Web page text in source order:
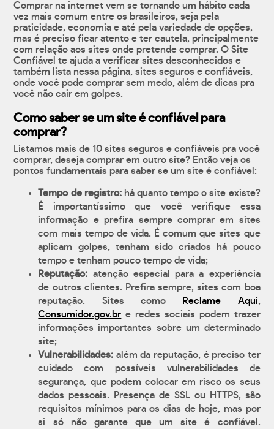
Comprar na internet vem se tornando um hábito cada
vez mais comum entre os brasileiros, seja pela
praticidade, economia e até pela variedade de opções,
mas é preciso ficar atento e ter cautela, principalmente
com relação aos sites onde pretende comprar. O Site
Confiável te ajuda a verificar sites desconhecidos e
também lista nessa página, sites seguros e confiáveis,
onde você pode comprar sem medo, além de dicas pra
você não cair em golpes.
Como saber se um site é confiável para
comprar?
Listamos mais de 10 sites seguros e confiáveis pra você
comprar, deseja comprar em outro site? Então veja os
pontos fundamentais para saber se um site é confiável:
Tempo de registro:há quanto tempo o site existe?
É importantíssimo que você verifique essa
informação e prefira sempre comprar em sites
com mais tempo de vida. É comum que sites que
aplicam golpes, tenham sido criados há pouco
tempo e tenham pouco tempo de vida;
Reputação: atenção especial para a experiência
de outros clientes. Prefira sempre, sites com boa
reputação. Sites como
Reclame Aqui,
Consumidor.gov.br e redes sociais podem trazer
informações importantes sobre um determinado
site;
Vulnerabilidades: além da reputação, é preciso ter
cuidado com possíveis vulnerabilidades de
segurança, que podem colocar em risco os seus
dados pessoais. Presença de SSL ou HTTPS, são
requisitos mínimos para os dias de hoje, mas por
si só não garante que um site é confiável.